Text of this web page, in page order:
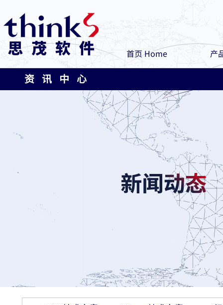
首页 Home 产
资 讯 中 心